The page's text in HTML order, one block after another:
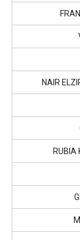
NAIR
RUBIA